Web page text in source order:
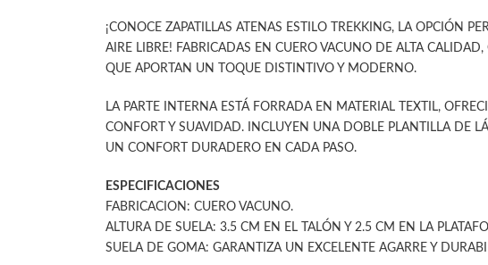
¡CONOCE ZAPATILLAS ATENAS ESTILO TREKKING, LA OPCIÓN
AIRE LIBRE! FABRICADAS EN CUERO VACUNO DE ALTA
QUE APORTAN UN TOQUE DISTINTIVO Y MODERNO.
LA PARTE INTERNA ESTÁ FORRADA EN MATERIAL TEXTIL,
CONFORT Y SUAVIDAD. INCLUYEN UNA DOBLE PLANTILLA DE
UN CONFORT DURADERO EN CADA PASO.
ESPECIFICACIONES
FABRICACION: CUERO VACUNO.
ALTURA DE SUELA: 3.5 CM EN EL TALÓN Y 2.5 CM EN LA
SUELA DE GOMA: GARANTIZA UN EXCELENTE AGARRE Y